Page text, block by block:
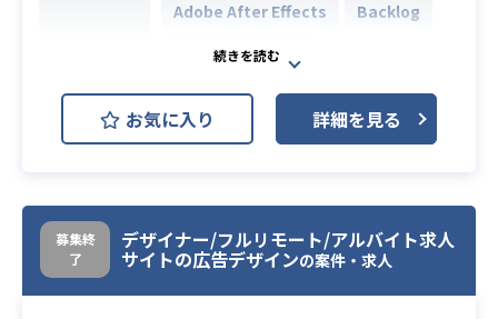
必須スキル
・3年以上のデザイン実務経験（ポー
・動画制作の知見・経験のある方
・Figmaを使用したデザイン制作の
開発環境
Adobe After Effects
Backlog
Adobe Illustrator
Adobe Photoshop
Adobe Premiere Pro
Figma
ンテンツの動画制作をお任せしま
お気に入り 詳細を見る
募集終
了
デザイナー/フルリモート/アルバイト求人
サイトの広告デザインの案件・求人